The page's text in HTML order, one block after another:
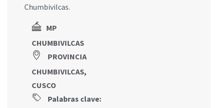
Chumbivilcas.
MP
CHUMBIVILCAS
PROVINCIA
CHUMBIVILCAS,
CUSCO
Palabras clave: